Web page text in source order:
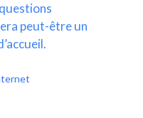
peut-être un